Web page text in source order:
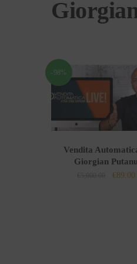
-98%
Vendita
Giorgian
Il
€89.00